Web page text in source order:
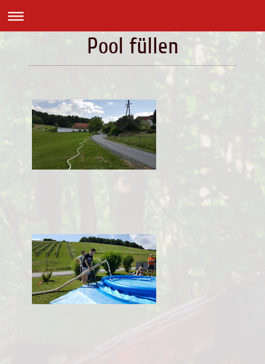
Pool füllen